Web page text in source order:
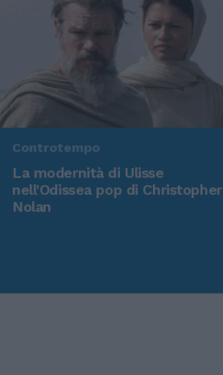
Controtempo
La modernità di Ulisse
nell'Odissea pop di Christopher
Nolan